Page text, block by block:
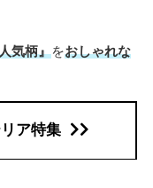
気柄』をおしゃれな
ア特集